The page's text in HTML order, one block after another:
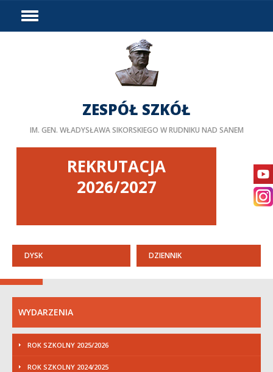
HOME
LINKI
ZESPÓŁ SZKÓŁ
IM. GEN. WŁADYSŁAWA SIKORSKIEGO W RUDNIKU NAD SANEM
REKRUTACJA
2026/2027
DYSK DZIENNIK
WYDARZENIA
ROK SZKOLNY 2025/2026
ROK SZKOLNY 2024/2025